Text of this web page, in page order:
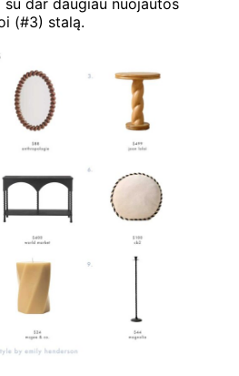
(#3) stalą.